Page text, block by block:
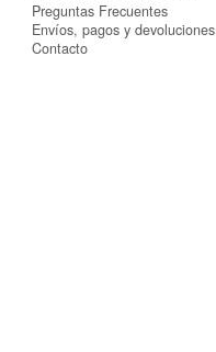
Preguntas Frecuentes
Envíos, pagos y devoluciones
Contacto